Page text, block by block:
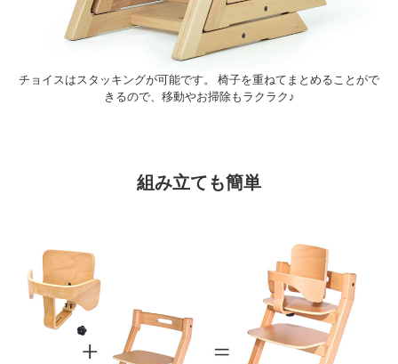
チョイスはスタッキングが可能です。 椅子を重ねてまとめることがで
きるので、移動やお掃除もラクラク♪
組み立ても簡単